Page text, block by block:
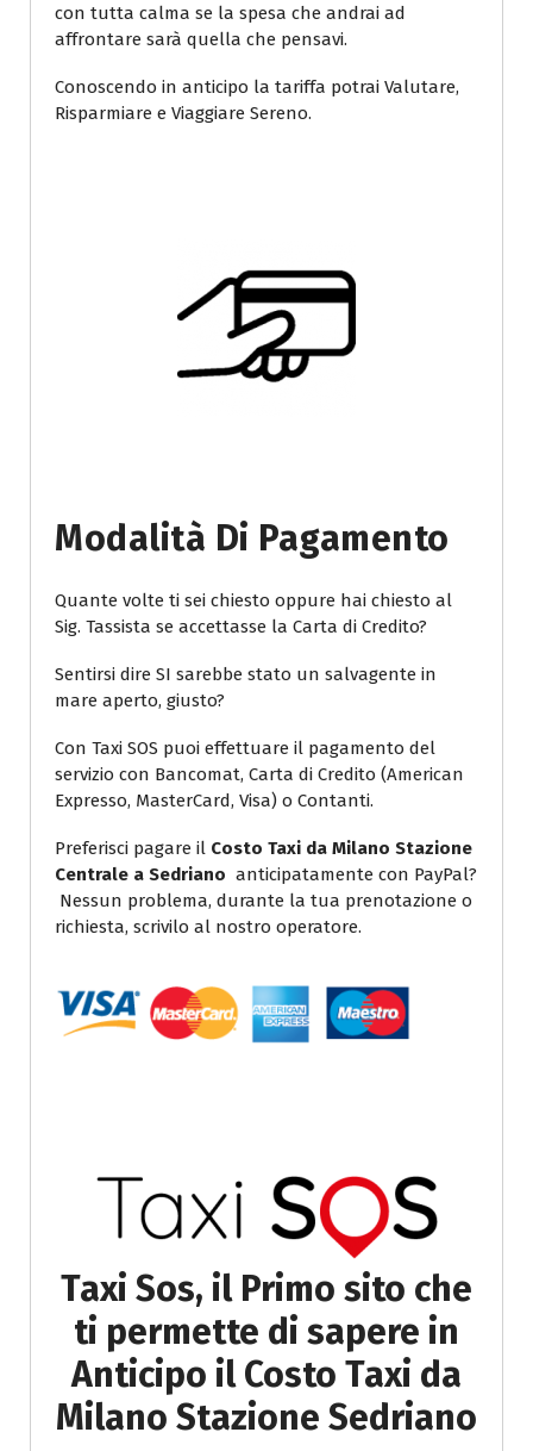
con tutta calma se la spesa che andrai ad
affrontare sarà quella che pensavi.
Conoscendo in anticipo la tariffa potrai Valutare,
Risparmiare e Viaggiare Sereno.
Modalità Di Pagamento
Quante volte ti sei chiesto oppure hai chiesto al
Sig. Tassista se accettasse la Carta di Credito?
Sentirsi dire SI sarebbe stato un salvagente in
mare aperto, giusto?
Con Taxi SOS puoi effettuare il pagamento del
servizio con Bancomat, Carta di Credito (American
Expresso, MasterCard, Visa) o Contanti.
Preferisci pagare il Costo Taxi da Milano Stazione
Centrale a Sedriano anticipatamente con PayPal?
Nessun problema, durante la tua prenotazione o
richiesta, scrivilo al nostro operatore.
Taxi Sos, il Primo sito che
ti permette di sapere in
Anticipo il Costo Taxi da
Milano Stazione Sedriano